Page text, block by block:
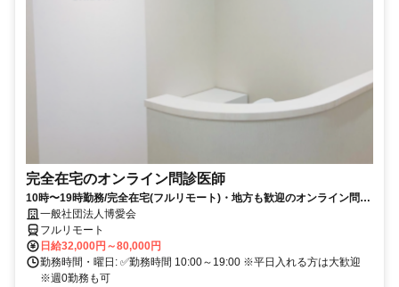
完全在宅のオンライン問診医師
10時〜19時勤務/完全在宅(フルリモート)・地方も歓迎のオンライン問診
業務一般社団法人博愛会
フルリモート
日給32,000円～80,000円
勤務時間・曜日: ✅勤務時間 10:00～19:00 ※平日入れる方は大歓迎
※週0勤務も可